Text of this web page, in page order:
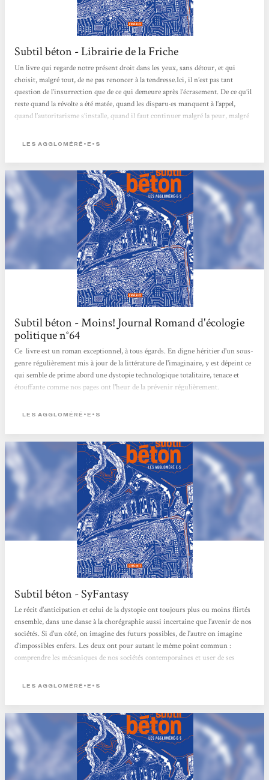
Subtil béton - Librairie de la Friche
Un livre qui regarde notre présent droit dans les yeux, sans détour, et qui
choisit, malgré tout, de ne pas renoncer à la tendresse.Ici, il n’est pas tant
question de l’insurrection que de ce qui demeure après l’écrasement. De ce qu’il
reste quand la révolte a été matée, quand les disparu·es manquent à l’appel,
quand l’autoritarisme s’installe, quand il faut continuer malgré la peur, malgré
juste : dans cette attention portée...
LES AGGLOMÉRÉ•E•S
Subtil béton - Moins! Journal Romand d'écologie
politique n°64
Ce livre est un roman exceptionnel, à tous égards. En digne héritier d'un sous-
genre régulièrement mis à jour de la littérature de l'imaginaire, y est dépeint ce
qui semble de prime abord une dystopie technologique totalitaire, tenace et
étouffante comme nos pages ont l'heur de la prévenir régulièrement.
liberté individualiste, une sortie de labyrinthe forcément avortée. L'objet ici,
(techno-)contrôle...
LES AGGLOMÉRÉ•E•S
Subtil béton - SyFantasy
Le récit d'anticipation et celui de la dystopie ont toujours plus ou moins flirtés
ensemble, dans une danse à la chorégraphie aussi incertaine que l'avenir de nos
sociétés. Si d'un côté, on imagine des futurs possibles, de l'autre on imagine
d'impossibles enfers. Les deux ont pour autant le même point commun :
comprendre les mécaniques de nos sociétés contemporaines et user de ses
réalisé par le collectif des Aggloméré.e.s, s'insère dans ses deux thématiques en
LES AGGLOMÉRÉ•E•S